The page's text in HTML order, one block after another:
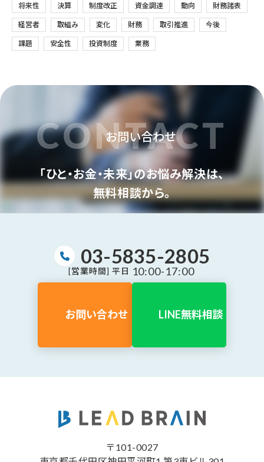
将来性 決算 制度改正 資金調達 動向 財務諸表
経営者 取組み 変化 財務 取引推進 今後
課題 安全性 投資制度 業務
CONTACT
お問い合わせ
「ひと・お金・未来」のお悩み解決は、
無料相談から。
03-5835-2805
[営業時間] 平日 10:00-17:00
お問い合わせ LINE無料相談
〒101-0027